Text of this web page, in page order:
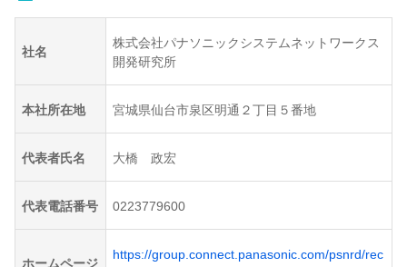
社名
株式会社パナソニックシステムネットワークス
開発研究所
本社所在地 宮城県仙台市泉区明通２丁目５番地
代表者氏名 大橋 政宏
代表電話番号 0223779600
ホームページ
https://group.connect.panasonic.com/psnrd/rec